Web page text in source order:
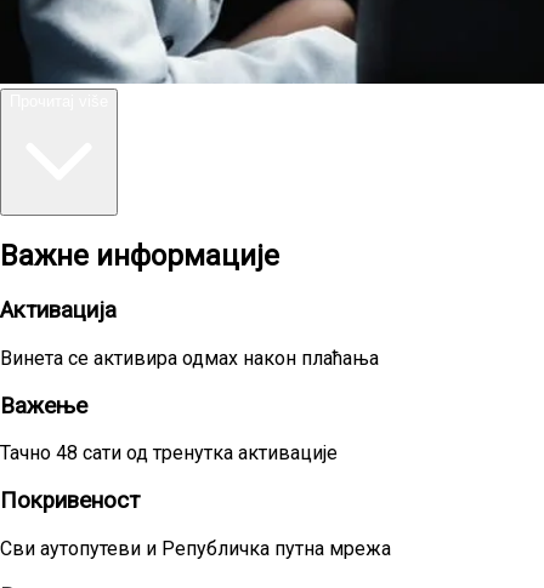
Важне информације
Активација
Винета се активира одмах након плаћања
Важење
Тачно 48 сати од тренутка активације
Покривеност
Сви аутопутеви и Републичка путна мрежа